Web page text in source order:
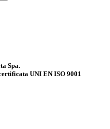
Spa.
UNI EN ISO 9001